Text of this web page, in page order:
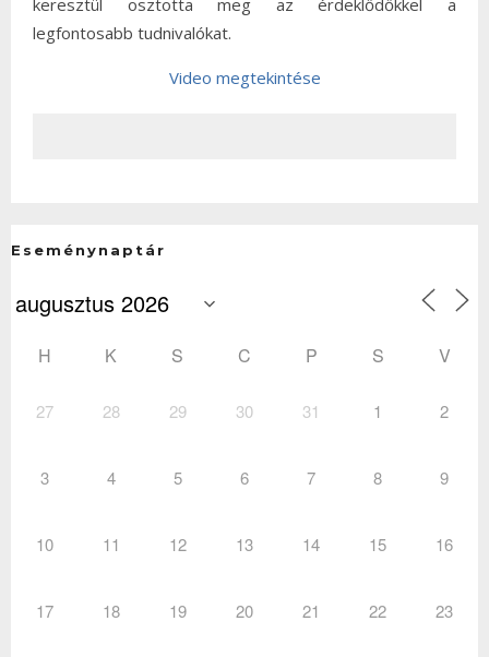
keresztül osztotta meg az érdeklődőkkel a
legfontosabb tudnivalókat.
Video megtekintése
Eseménynaptár
H K S C P S V
27 28 29 30 31 1 2
3 4 5 6 7 8 9
10 11 12 13 14 15 16
17 18 19 20 21 22 23